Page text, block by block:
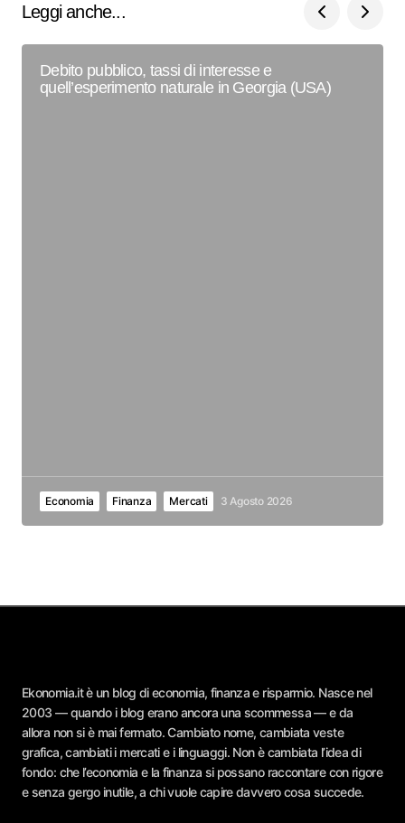
Leggi anche...
Debito pubblico, tassi di interesse e
quell’esperimento naturale in Georgia (USA)
Economia Finanza Mercati 3 Agosto 2026
Ekonomia.it è un blog di economia, finanza e risparmio. Nasce nel
2003 — quando i blog erano ancora una scommessa — e da
allora non si è mai fermato. Cambiato nome, cambiata veste
grafica, cambiati i mercati e i linguaggi. Non è cambiata l’idea di
fondo: che l’economia e la finanza si possano raccontare con rigore
e senza gergo inutile, a chi vuole capire davvero cosa succede.